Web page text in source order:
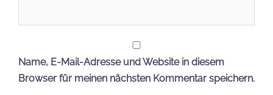
Name, E-Mail-Adresse und Website in diesem
Browser für meinen nächsten Kommentar speichern.